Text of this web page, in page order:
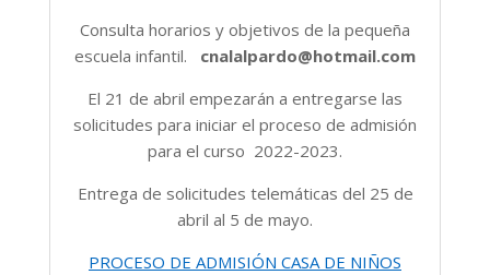
Consulta horarios y objetivos de la pequeña
escuela infantil. cnalalpardo@hotmail.com
El 21 de abril empezarán a entregarse las
solicitudes para iniciar el proceso de admisión
para el curso 2022-2023.
Entrega de solicitudes telemáticas del 25 de
abril al 5 de mayo.
PROCESO DE ADMISIÓN CASA DE NIÑOS